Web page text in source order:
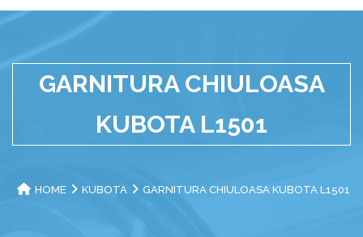
GARNITURA CHIULOASA
KUBOTA L1501
HOME KUBOTA GARNITURA CHIULOASA KUBOTA L1501